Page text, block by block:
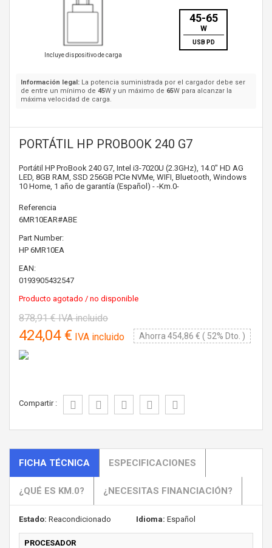
Incluye dispositivo de carga
45-65
W
USB PD
Información legal: La potencia suministrada por el cargador debe ser
de entre un mínimo de 45W y un máximo de 65W para alcanzar la
máxima velocidad de carga.
PORTÁTIL HP PROBOOK 240 G7
Portátil HP ProBook 240 G7, Intel i3-7020U (2.3GHz), 14.0" HD AG
LED, 8GB RAM, SSD 256GB PCIe NVMe, WIFI, Bluetooth, Windows
10 Home, 1 año de garantía (Español) - -Km.0-
Referencia
6MR10EAR#ABE
Part Number:
HP 6MR10EA
EAN:
0193905432547
Producto agotado / no disponible
878,91 €IVA incluido
424,04 € IVA incluido Ahorra 454,86 € ( 52% Dto. )
Compartir :
FICHA TÉCNICA ESPECIFICACIONES
¿QUÉ ES KM.0? ¿NECESITAS FINANCIACIÓN?
Estado: Reacondicionado Idioma: Español
PROCESADOR